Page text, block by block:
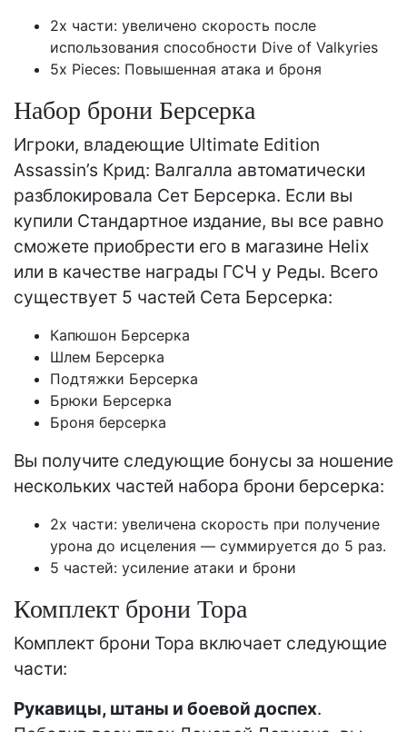
2x части: увеличено скорость после
использования способности Dive of Valkyries
5x Pieces: Повышенная атака и броня
Набор брони Берсерка
Игроки, владеющие Ultimate Edition
Assassin’s Крид: Валгалла автоматически
разблокировала Сет Берсерка. Если вы
купили Стандартное издание, вы все равно
сможете приобрести его в магазине Helix
или в качестве награды ГСЧ у Реды. Всего
существует 5 частей Сета Берсерка:
Капюшон Берсерка
Шлем Берсерка
Подтяжки Берсерка
Брюки Берсерка
Броня берсерка
Вы получите следующие бонусы за ношение
нескольких частей набора брони берсерка:
2x части: увеличена скорость при получение
урона до исцеления — суммируется до 5 раз.
5 частей: усиление атаки и брони
Комплект брони Тора
Комплект брони Тора включает следующие
части:
Рукавицы, штаны и боевой доспех.